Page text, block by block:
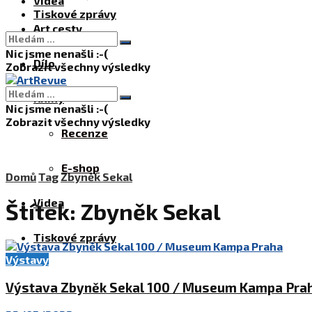
Art cesty
Dílo
Knihy
Recenze
E-shop
Videa
Tiskové zprávy
Tiskové zprávy
Nic jsme nenašli :-(
Zobrazit všechny výsledky
Nic jsme nenašli :-(
Zobrazit všechny výsledky
DomůTag Zbyněk Sekal
Štítek: Zbyněk Sekal
Výstavy
Výstava Zbyněk Sekal 100 / Museum Kampa